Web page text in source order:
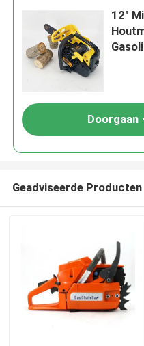
12"
Doorgaan
Geadviseerde Producten